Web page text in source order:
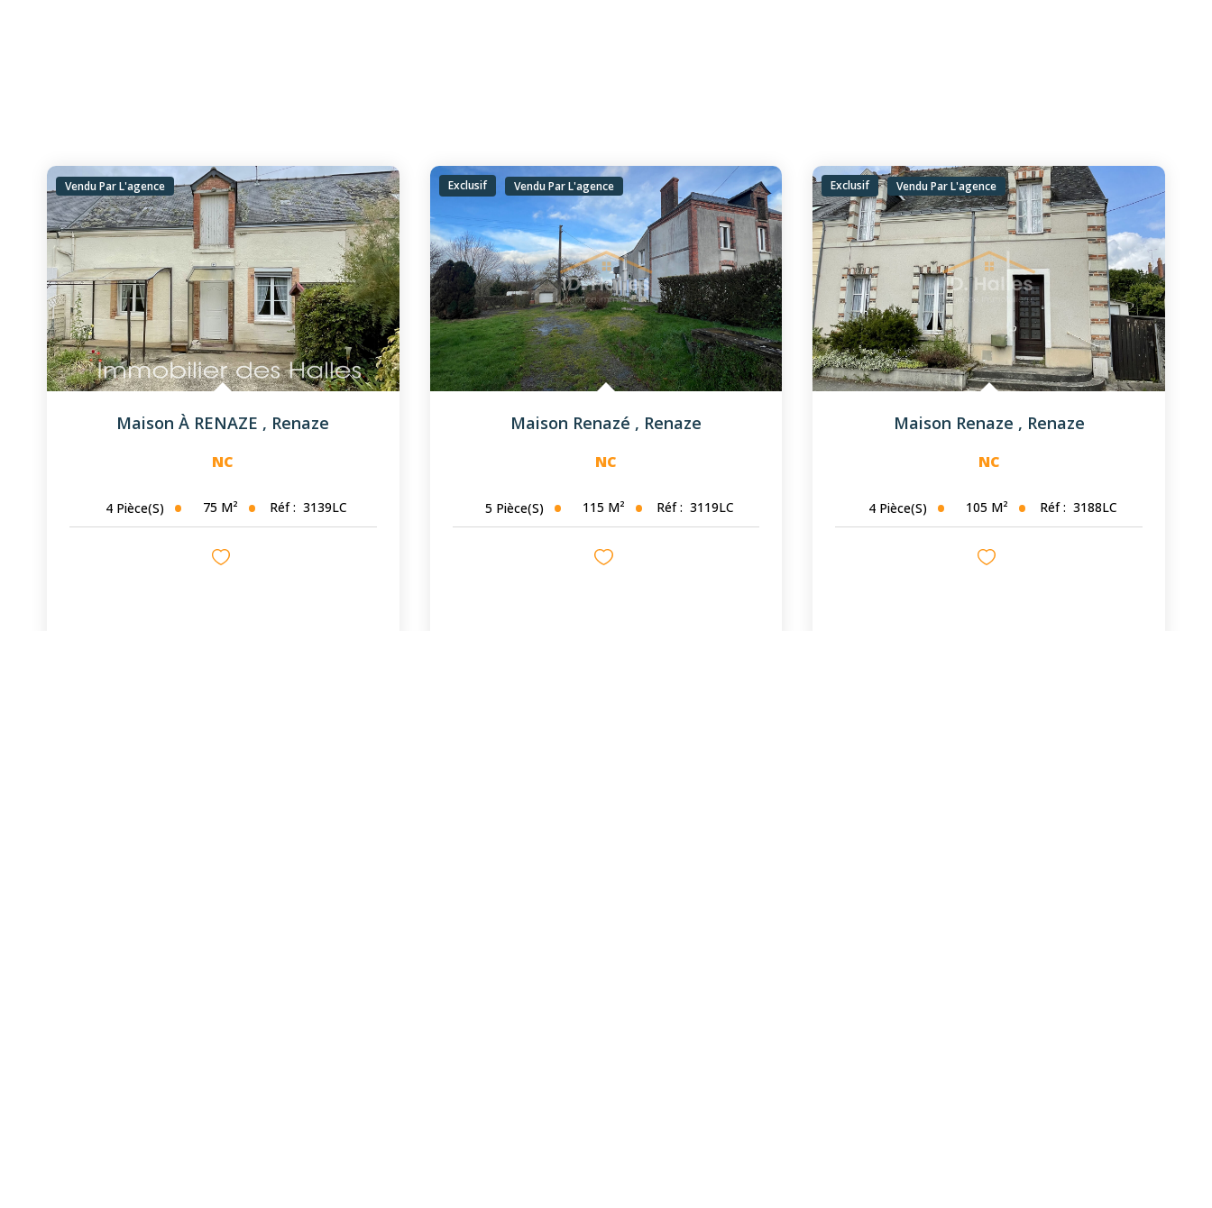
Vendu Par L'agence
Maison À RENAZE , Renaze
NC
4 Pièce(s) 75 M² Réf : 3139LC
Exclusif Vendu Par L'agence
Maison Renazé , Renaze
NC
5 Pièce(s) 115 M² Réf : 3119LC
Exclusif Vendu Par L'agence
Maison Renaze , Renaze
NC
4 Pièce(s) 105 M² Réf : 3188LC